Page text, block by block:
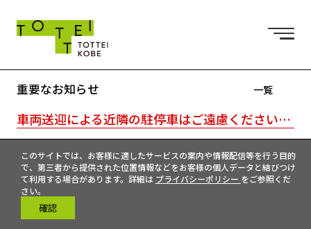
重要なお知らせ
車両送迎による近隣の駐停車はご遠慮ください。駐車場はTOTTEI外の近隣駐車場をご利用ください。｜TOTTEI内はキャッシュレスです。
一覧
このサイトでは、お客様に適したサービスの案内や情報配信等を行う目的
で、第三者から提供された位置情報などをお客様の個人データと結びつけ
て利用する場合があります。詳細は プライバシーポリシー をご参照くだ
さい。
確認